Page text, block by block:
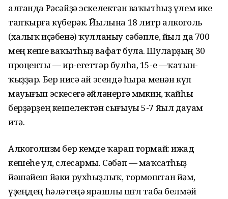
алғанда Рәсәйҙә эскелектән ваҡытһыҙ үлем ике
тапҡырға күберәк. Йылына 18 литр алкоголь
(халыҡ иҫәбенә) ҡулланыу сәбәпле, йыл да 700
мең кеше ваҡытһыҙ вафат була. Шуларҙың 30
проценты — ир-егеттәр булһа, 15-е —ҡатын-
ҡыҙҙар. Бер нисә ай эсендә һыра менән күп
мауығып эскесегә әйләнергә мөмкин, ҡайһы
берҙәрҙең кешелектән сығыуы 5-7 йыл дауам
итә.
Алкоголизм бер кемде ҡарап тормай: ижад
кешеһе ул, слесармы. Сәбәп — маҡсатһыҙ
йәшәйеш йәки рухһыҙлыҡ, тормоштан йәм,
үҙеңдең һәләтеңә ярашлы шөғөл таба белмәй